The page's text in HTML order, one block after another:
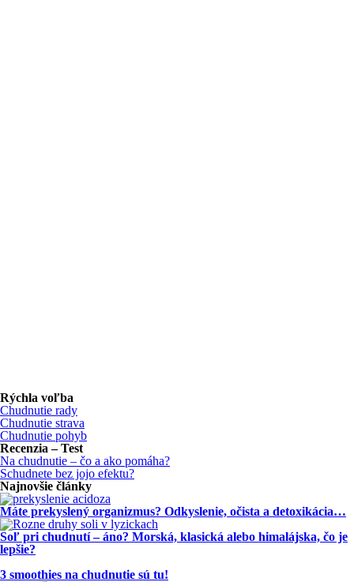
Rýchla voľba
Chudnutie rady
Chudnutie strava
Chudnutie pohyb
Recenzia – Test
Na chudnutie – čo a ako pomáha?
Schudnete bez jojo efektu?
Najnovšie články
Máte prekyslený organizmus? Odkyslenie, očista a detoxikácia…
Soľ pri chudnutí – áno? Morská, klasická alebo himalájska, čo je
lepšie?
3 smoothies na chudnutie sú tu!